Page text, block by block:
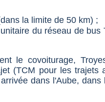
la limite de 50 km) ;
du réseau de bus
le covoiturage,
(TCM pour les trajets
dans l'Aube, dans